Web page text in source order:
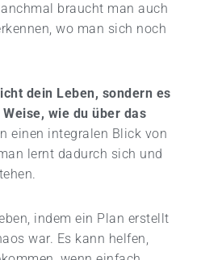
braucht man auch
wo man sich noch
dein Leben, sondern es
wie du über das
einen integralen Blick von
lernt dadurch sich und
indem ein Plan erstellt
war. Es kann helfen,